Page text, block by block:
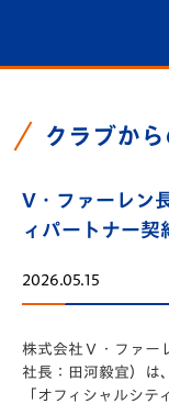
クラブか
V・ファーレン
ィパートナー契
2026.05.15
株式会社Ｖ・ファー
社長：田河毅宜）は
「オフィシャルシ